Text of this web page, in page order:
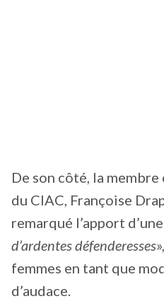
De son côté, la
du CIAC, Françoise
remarqué l’apport d’une
d’ardentes défenderesses
femmes en tant que
d’audace.